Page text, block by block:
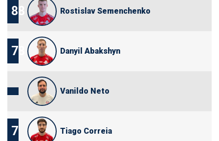
88 Rostislav Semenchenko
78 Danyil Abakshyn
Vanildo Neto
7 Tiago Correia